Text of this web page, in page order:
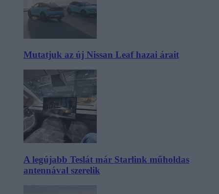
Mutatjuk az új Nissan Leaf hazai árait
A legújabb Teslát már Starlink műholdas
antennával szerelik